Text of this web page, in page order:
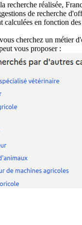
recherche réalisée,
de recherche
calculées en fonction
cherchez un métier
vous proposer :